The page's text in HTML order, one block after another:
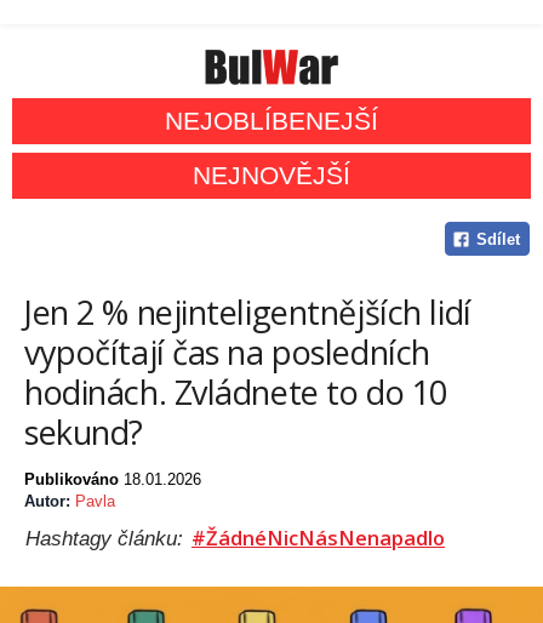
NEJOBLÍBENEJŠÍ
NEJNOVĚJŠÍ
Sdílet
Jen 2 % nejinteligentnějších lidí
vypočítají čas na posledních
hodinách. Zvládnete to do 10
sekund?
Publikováno 18.01.2026
Autor: Pavla
Hashtagy článku: #ŽádnéNicNásNenapadlo